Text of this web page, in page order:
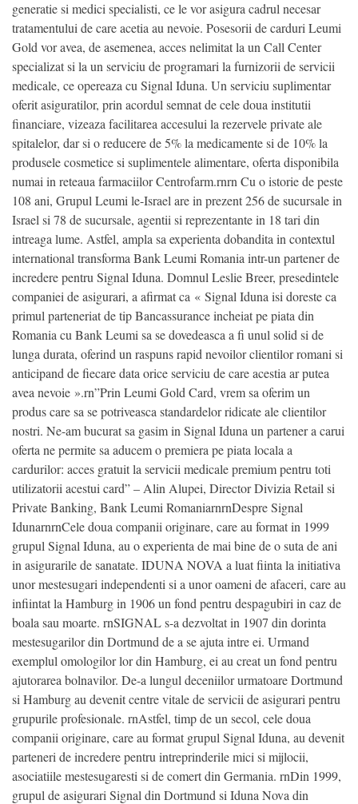
generatie si medici specialisti, ce le vor asigura cadrul necesar
tratamentului de care acetia au nevoie. Posesorii de carduri Leumi
Gold vor avea, de asemenea, acces nelimitat la un Call Center
specializat si la un serviciu de programari la furnizorii de servicii
medicale, ce opereaza cu Signal Iduna. Un serviciu suplimentar
oferit asiguratilor, prin acordul semnat de cele doua institutii
financiare, vizeaza facilitarea accesului la rezervele private ale
spitalelor, dar si o reducere de 5% la medicamente si de 10% la
produsele cosmetice si suplimentele alimentare, oferta disponibila
numai in reteaua farmaciilor Centrofarm.rnrn Cu o istorie de peste
108 ani, Grupul Leumi le-Israel are in prezent 256 de sucursale in
Israel si 78 de sucursale, agentii si reprezentante in 18 tari din
intreaga lume. Astfel, ampla sa experienta dobandita in contextul
international transforma Bank Leumi Romania intr-un partener de
incredere pentru Signal Iduna. Domnul Leslie Breer, presedintele
companiei de asigurari, a afirmat ca « Signal Iduna isi doreste ca
primul parteneriat de tip Bancassurance incheiat pe piata din
Romania cu Bank Leumi sa se dovedeasca a fi unul solid si de
lunga durata, oferind un raspuns rapid nevoilor clientilor romani si
anticipand de fiecare data orice serviciu de care acestia ar putea
avea nevoie ».rn”Prin Leumi Gold Card, vrem sa oferim un
produs care sa se potriveasca standardelor ridicate ale clientilor
nostri. Ne-am bucurat sa gasim in Signal Iduna un partener a carui
oferta ne permite sa aducem o premiera pe piata locala a
cardurilor: acces gratuit la servicii medicale premium pentru toti
utilizatorii acestui card” – Alin Alupei, Director Divizia Retail si
Private Banking, Bank Leumi RomaniarnrnDespre Signal
IdunarnrnCele doua companii originare, care au format in 1999
grupul Signal Iduna, au o experienta de mai bine de o suta de ani
in asigurarile de sanatate. IDUNA NOVA a luat fiinta la initiativa
unor mestesugari independenti si a unor oameni de afaceri, care au
infiintat la Hamburg in 1906 un fond pentru despagubiri in caz de
boala sau moarte. rnSIGNAL s-a dezvoltat in 1907 din dorinta
mestesugarilor din Dortmund de a se ajuta intre ei. Urmand
exemplul omologilor lor din Hamburg, ei au creat un fond pentru
ajutorarea bolnavilor. De-a lungul deceniilor urmatoare Dortmund
si Hamburg au devenit centre vitale de servicii de asigurari pentru
grupurile profesionale. rnAstfel, timp de un secol, cele doua
companii originare, care au format grupul Signal Iduna, au devenit
parteneri de incredere pentru intreprinderile mici si mijlocii,
asociatiile mestesugaresti si de comert din Germania. rnDin 1999,
grupul de asigurari Signal din Dortmund si Iduna Nova din